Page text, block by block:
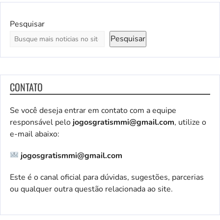
Pesquisar
Pesquisar
CONTATO
Se você deseja entrar em contato com a equipe
responsável pelo jogosgratismmi@gmail.com, utilize o
e-mail abaixo:
jogosgratismmi@gmail.com
Este é o canal oficial para dúvidas, sugestões, parcerias
ou qualquer outra questão relacionada ao site.